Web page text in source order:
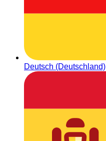
Deutsch (Deutschland)